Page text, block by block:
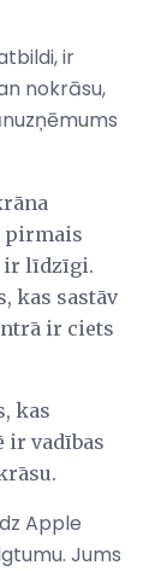
ir
nokrāsu,
pirmais
ir līdzīgi.
kas sastāv
ir ciets
kas
ir vadības
Apple
Jums